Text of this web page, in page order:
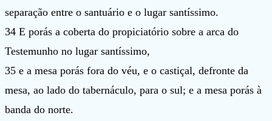
separação entre o santuário e o lugar santíssimo.
34 E porás a coberta do propiciatório sobre a arca do
Testemunho no lugar santíssimo,
35 e a mesa porás fora do véu, e o castiçal, defronte da
mesa, ao lado do tabernáculo, para o sul; e a mesa porás à
banda do norte.